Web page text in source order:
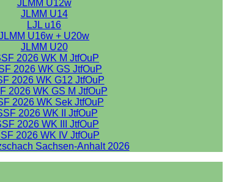
JLMM U12w
JLMM U14
LJL u16
U16w + U20w
JLMM U20
2026 WK M JtfOuP
2026 WK GS JtfOuP
2026 WK G12 JtfOuP
2026 WK GS M JtfOuP
2026 WK Sek JtfOuP
2026 WK II JtfOuP
2026 WK III JtfOuP
2026 WK IV JtfOuP
Sachsen-Anhalt 2026